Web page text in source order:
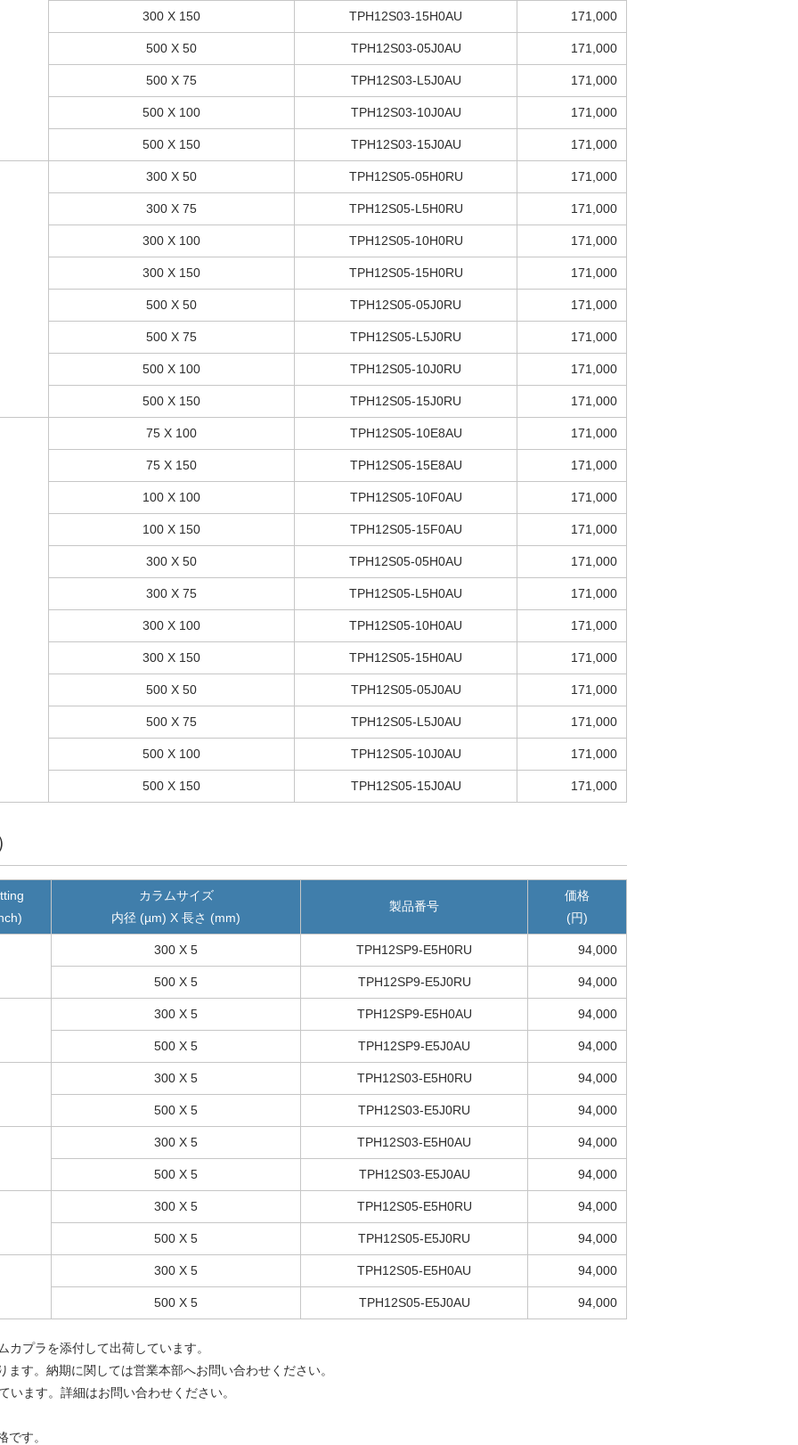
300 X 150 TPH12S03-15H0AU 171,000
500 X 50 TPH12S03-05J0AU 171,000
500 X 75 TPH12S03-L5J0AU 171,000
500 X 100 TPH12S03-10J0AU 171,000
500 X 150 TPH12S03-15J0AU 171,000
300 X 50 TPH12S05-05H0RU 171,000
300 X 75 TPH12S05-L5H0RU 171,000
300 X 100 TPH12S05-10H0RU 171,000
300 X 150 TPH12S05-15H0RU 171,000
500 X 50 TPH12S05-05J0RU 171,000
500 X 75 TPH12S05-L5J0RU 171,000
500 X 100 TPH12S05-10J0RU 171,000
500 X 150 TPH12S05-15J0RU 171,000
75 X 100 TPH12S05-10E8AU 171,000
75 X 150 TPH12S05-15E8AU 171,000
100 X 100 TPH12S05-10F0AU 171,000
100 X 150 TPH12S05-15F0AU 171,000
300 X 50 TPH12S05-05H0AU 171,000
300 X 75 TPH12S05-L5H0AU 171,000
300 X 100 TPH12S05-10H0AU 171,000
300 X 150 TPH12S05-15H0AU 171,000
500 X 50 TPH12S05-05J0AU 171,000
500 X 75 TPH12S05-L5J0AU 171,000
500 X 100 TPH12S05-10J0AU 171,000
500 X 150 TPH12S05-15J0AU 171,000
カラムサイズ
内径 (µm) X 長さ (mm)
製品番号
価格
(円)
300 X 5 TPH12SP9-E5H0RU 94,000
500 X 5 TPH12SP9-E5J0RU 94,000
300 X 5 TPH12SP9-E5H0AU 94,000
500 X 5 TPH12SP9-E5J0AU 94,000
300 X 5 TPH12S03-E5H0RU 94,000
500 X 5 TPH12S03-E5J0RU 94,000
300 X 5 TPH12S03-E5H0AU 94,000
500 X 5 TPH12S03-E5J0AU 94,000
300 X 5 TPH12S05-E5H0RU 94,000
500 X 5 TPH12S05-E5J0RU 94,000
300 X 5 TPH12S05-E5H0AU 94,000
500 X 5 TPH12S05-E5J0AU 94,000
プラを添付して出荷しています。
す。納期に関しては営業本部へお問い合わせください。
ます。詳細はお問い合わせください。
す。